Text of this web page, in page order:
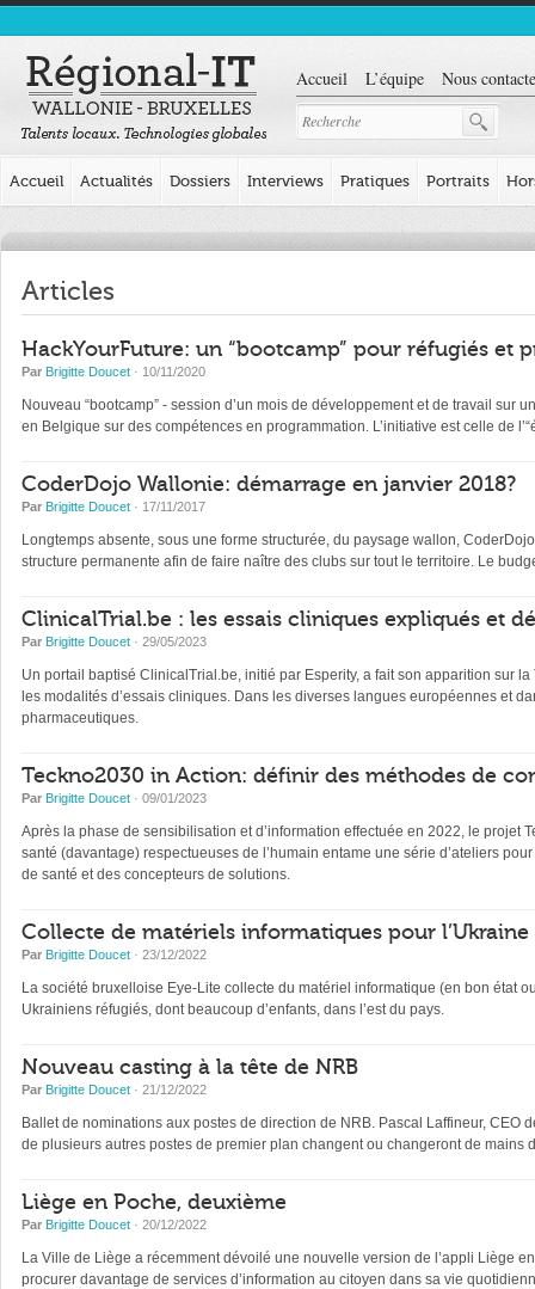
Accueil L’équipe Nous
Accueil Actualités Dossiers Interviews Pratiques Portraits
Articles
HackYourFuture: un “bootcamp” pour réfugiés et
Par Brigitte Doucet · 10/11/2020
Nouveau “bootcamp” - session d’un mois de développement et de travail
en Belgique sur des compétences en programmation. L’initiative est celle de
CoderDojo Wallonie: démarrage en janvier 2018?
Par Brigitte Doucet · 17/11/2017
Longtemps absente, sous une forme structurée, du paysage wallon,
structure permanente afin de faire naître des clubs sur tout le territoire. Le
ClinicalTrial.be : les essais cliniques expliqués et
Par Brigitte Doucet · 29/05/2023
Un portail baptisé ClinicalTrial.be, initié par Esperity, a fait son apparition sur
les modalités d’essais cliniques. Dans les diverses langues européennes et
pharmaceutiques.
Teckno2030 in Action: définir des méthodes de
Par Brigitte Doucet · 09/01/2023
Après la phase de sensibilisation et d’information effectuée en 2022, le projet
santé (davantage) respectueuses de l’humain entame une série d’ateliers
de santé et des concepteurs de solutions.
Collecte de matériels informatiques pour l’Ukraine
Par Brigitte Doucet · 23/12/2022
La société bruxelloise Eye-Lite collecte du matériel informatique (en bon état
Ukrainiens réfugiés, dont beaucoup d’enfants, dans l’est du pays.
Nouveau casting à la tête de NRB
Par Brigitte Doucet · 21/12/2022
Ballet de nominations aux postes de direction de NRB. Pascal Laffineur,
de plusieurs autres postes de premier plan changent ou changeront de mains
Liège en Poche, deuxième
Par Brigitte Doucet · 20/12/2022
La Ville de Liège a récemment dévoilé une nouvelle version de l’appli Liège
procurer davantage de services d’information au citoyen dans sa vie